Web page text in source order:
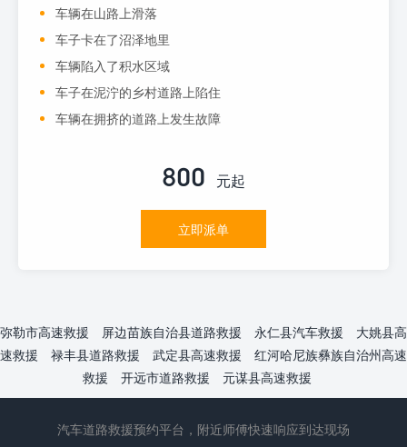
车辆在山路上滑落
车子卡在了沼泽地里
车辆陷入了积水区域
车子在泥泞的乡村道路上陷住
车辆在拥挤的道路上发生故障
800 元起
立即派单
弥勒市高速救援 屏边苗族自治县道路救援 永仁县汽车救援
大姚县高
速救援
禄丰县道路救援 武定县高速救援
红河哈尼族彝族自治州高速
救援
开远市道路救援 元谋县高速救援
汽车道路救援预约平台，附近师傅快速响应到达现场